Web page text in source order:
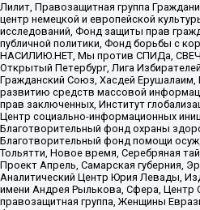
Лилит, Правозащитная группа
центр немецкой и европейской
исследований, Фонд защиты прав
публичной политики, Фонд борьбы с
НАСИЛИЮ.НЕТ, Мы против СПИДа,
Открытый Петербург, Лига
Гражданский Союз, Хасдей
развитию средств массовой
прав заключенных, Институт
Центр социально-информационных
Благотворительный фонд охраны
Благотворительный фонд помощи
Тольятти, Новое время, Серебряная
Проект Апрель, Самарская губерния,
Аналитический Центр Юрия Левады,
имени Андрея Рылькова, Сфера, Центр
правозащитная группа, Женщины